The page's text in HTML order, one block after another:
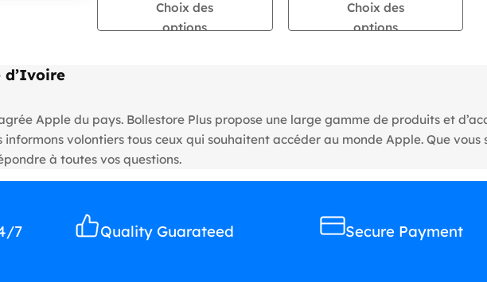
,159
,000 CFA
Choix des
options
,165
,000 CFA
Choix des
options
d’Ivoire
Apple du pays. Bollestore Plus propose une large gamme de produits et
informons volontiers tous ceux qui souhaitent accéder au monde Apple. Que vous
à toutes vos questions.
7 Quality Guarateed Secure Payment